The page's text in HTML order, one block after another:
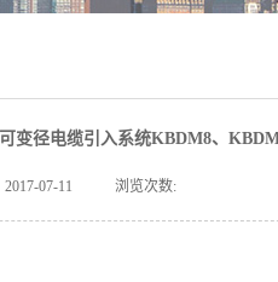
可变径电缆引入系统KBDM8、
2017-07-11 浏览次数: